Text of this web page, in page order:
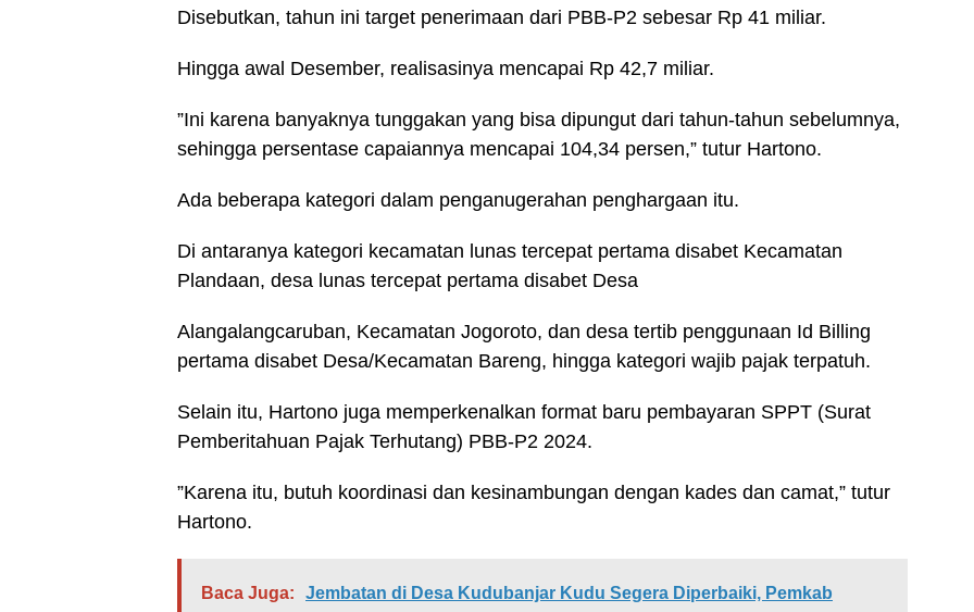
Disebutkan, tahun ini target penerimaan dari PBB-P2 sebesar Rp 41 miliar.
Hingga awal Desember, realisasinya mencapai Rp 42,7 miliar.
”Ini karena banyaknya tunggakan yang bisa dipungut dari tahun-tahun sebelumnya,
sehingga persentase capaiannya mencapai 104,34 persen,” tutur Hartono.
Ada beberapa kategori dalam penganugerahan penghargaan itu.
Di antaranya kategori kecamatan lunas tercepat pertama disabet Kecamatan
Plandaan, desa lunas tercepat pertama disabet Desa
Alangalangcaruban, Kecamatan Jogoroto, dan desa tertib penggunaan Id Billing
pertama disabet Desa/Kecamatan Bareng, hingga kategori wajib pajak terpatuh.
Selain itu, Hartono juga memperkenalkan format baru pembayaran SPPT (Surat
Pemberitahuan Pajak Terhutang) PBB-P2 2024.
”Karena itu, butuh koordinasi dan kesinambungan dengan kades dan camat,” tutur
Hartono.
Baca Juga:
Jembatan di Desa Kudubanjar Kudu Segera Diperbaiki, Pemkab